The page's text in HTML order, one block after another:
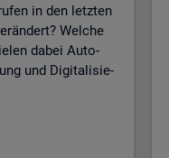
in den letz­ten
Wel­che
dabei Au­to­
und Di­gi­ta­li­sie­